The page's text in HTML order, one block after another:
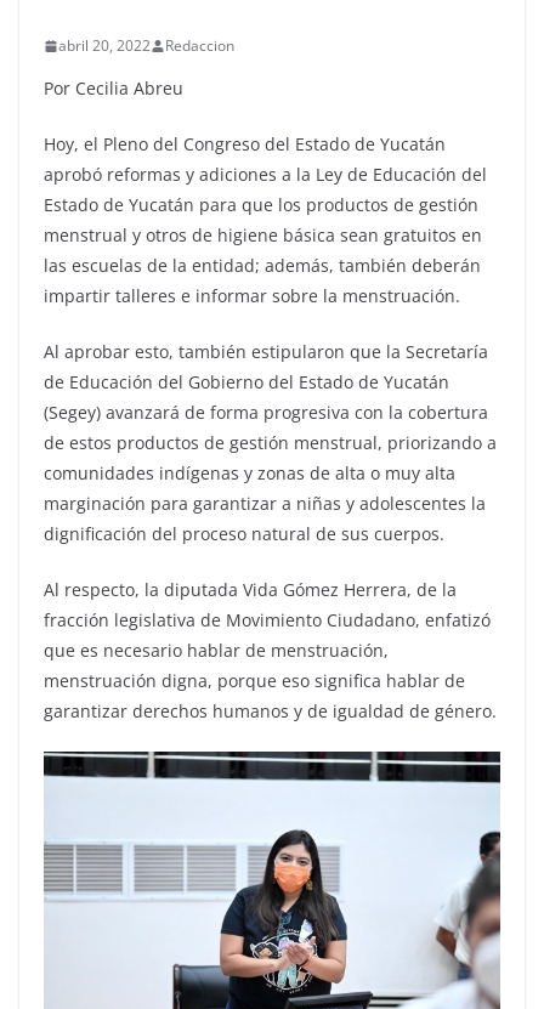
abril 20, 2022 Redaccion
Por Cecilia Abreu
Hoy, el Pleno del Congreso del Estado de Yucatán
aprobó reformas y adiciones a la Ley de Educación del
Estado de Yucatán para que los productos de gestión
menstrual y otros de higiene básica sean gratuitos en
las escuelas de la entidad; además, también deberán
impartir talleres e informar sobre la menstruación.
Al aprobar esto, también estipularon que la Secretaría
de Educación del Gobierno del Estado de Yucatán
(Segey) avanzará de forma progresiva con la cobertura
de estos productos de gestión menstrual, priorizando a
comunidades indígenas y zonas de alta o muy alta
marginación para garantizar a niñas y adolescentes la
dignificación del proceso natural de sus cuerpos.
Al respecto, la diputada Vida Gómez Herrera, de la
fracción legislativa de Movimiento Ciudadano, enfatizó
que es necesario hablar de menstruación,
menstruación digna, porque eso significa hablar de
garantizar derechos humanos y de igualdad de género.